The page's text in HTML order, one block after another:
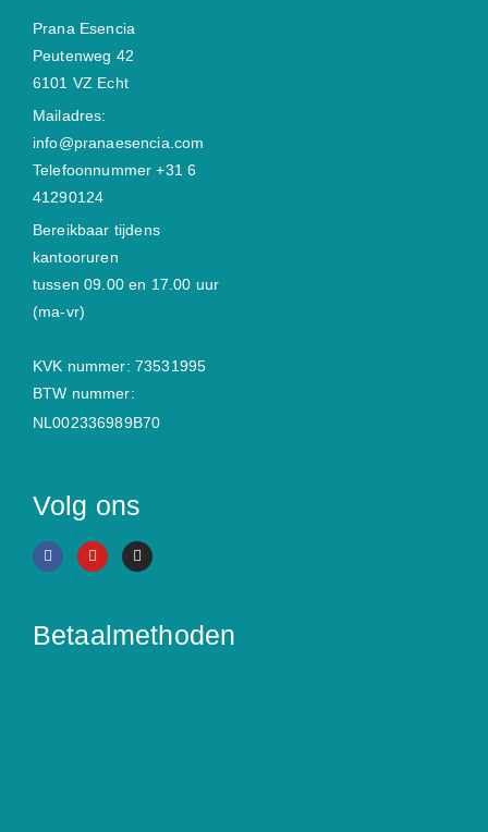
Prana Esencia
Peutenweg 42
6101 VZ Echt
Mailadres:
info@pranaesencia.com
Telefoonnummer +31 6
41290124
Bereikbaar tijdens
kantooruren
tussen 09.00 en 17.00 uur
(ma-vr)
KVK nummer: 73531995
BTW nummer:
NL002336989B70
Volg ons
Betaalmethoden